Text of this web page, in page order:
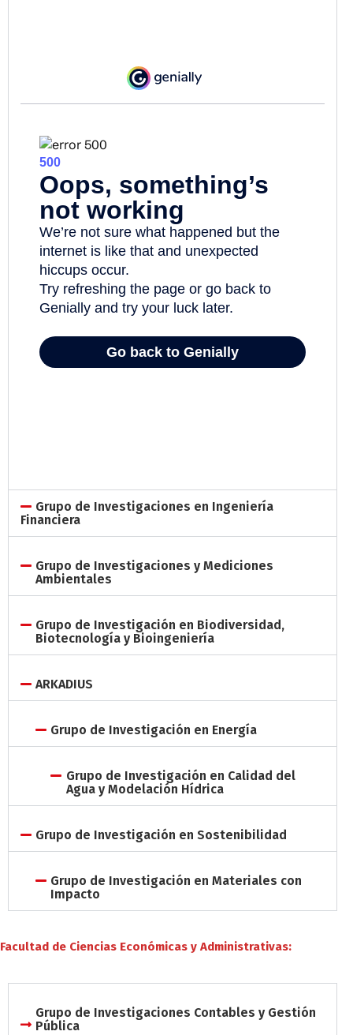
Grupo de Investigaciones en Ingeniería
Financiera
Grupo de Investigaciones y Mediciones
Ambientales
Grupo de Investigación en Biodiversidad,
Biotecnología y Bioingeniería
ARKADIUS
Grupo de Investigación en Energía
Grupo de Investigación en Calidad del
Agua y Modelación Hídrica
Grupo de Investigación en Sostenibilidad
Grupo de Investigación en Materiales con
Impacto
Facultad de Ciencias Económicas y Administrativas:
Grupo de Investigaciones Contables y Gestión
Pública